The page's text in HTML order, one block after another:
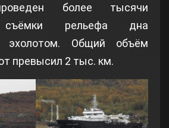
более тысячи
съёмки рельефа дна
эхолотом. Общий объём
превысил 2 тыс. км.